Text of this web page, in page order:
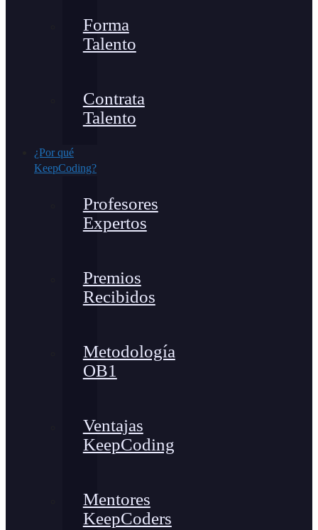
Forma
Talento
Contrata
Talento
¿Por qué
KeepCoding?
Profesores
Expertos
Premios
Recibidos
Metodología
OB1
Ventajas
KeepCoding
Mentores
KeepCoders